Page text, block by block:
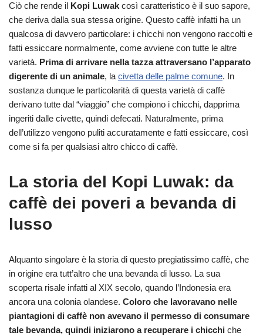
Ciò che rende il Kopi Luwak così caratteristico è il suo sapore,
che deriva dalla sua stessa origine. Questo caffè infatti ha un
qualcosa di davvero particolare: i chicchi non vengono raccolti e
fatti essiccare normalmente, come avviene con tutte le altre
varietà. Prima di arrivare nella tazza attraversano l’apparato
digerente di un animale, la civetta delle palme comune. In
sostanza dunque le particolarità di questa varietà di caffè
derivano tutte dal “viaggio” che compiono i chicchi, dapprima
ingeriti dalle civette, quindi defecati. Naturalmente, prima
dell’utilizzo vengono puliti accuratamente e fatti essiccare, così
come si fa per qualsiasi altro chicco di caffè.
La storia del Kopi Luwak: da
caffè dei poveri a bevanda di
lusso
Alquanto singolare è la storia di questo pregiatissimo caffè, che
in origine era tutt’altro che una bevanda di lusso. La sua
scoperta risale infatti al XIX secolo, quando l’Indonesia era
ancora una colonia olandese. Coloro che lavoravano nelle
piantagioni di caffè non avevano il permesso di consumare
tale bevanda, quindi iniziarono a recuperare i chicchi che